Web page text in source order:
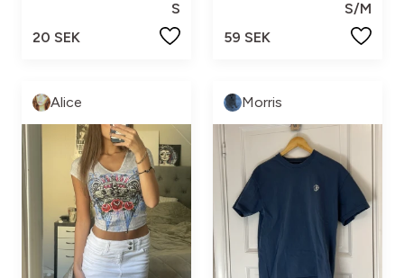
S
20 SEK
S/M
59 SEK
Alice Morris